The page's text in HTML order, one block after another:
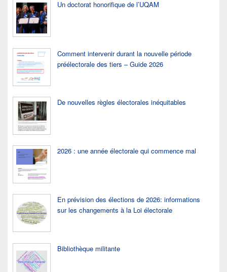
Un doctorat honorifique de l’UQAM
Comment intervenir durant la nouvelle période
préélectorale des tiers – Guide 2026
De nouvelles règles électorales inéquitables
2026 : une année électorale qui commence mal
En prévision des élections de 2026: informations
sur les changements à la Loi électorale
Bibliothèque militante